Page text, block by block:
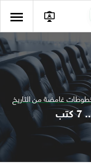
ربما تحوي تعويذة أو خريطة كنز.. 7 كتب